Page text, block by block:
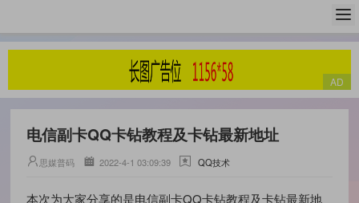
电信副卡QQ卡钻教程及卡钻最新地址
思媒普码 2022-4-1 03:09:39 QQ技术
本次为大家分享的是电信副卡QQ卡钻教程及卡钻最新地